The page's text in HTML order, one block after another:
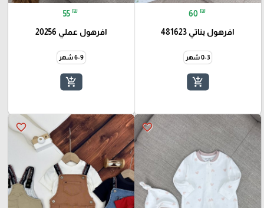
60 ₪
افرهول بناتي 481623
0-3 شهر
add_shopping_cart
55 ₪
افرهول عملي 20256
6-9 شهر
add_shopping_cart
favorite_border
favorite_border